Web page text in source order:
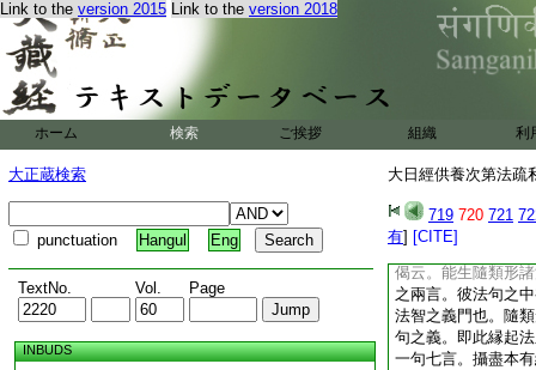
Link to the version 2015 Link to the version 2018
ホーム 検索 ご挨拶 組織 利
大正蔵検索
punctuation Hangul Eng
TextNo. Vol. Page
INBUDS
大日經供養次第法疏
719 720 721
有] [CITE]
能授種種諸巧智由
深難可觀此中初二
爾無作悲智具足。
句。説縁起難思之
不可知。是故如來
滿法句標幟本有縁
空無自性之法句也
偈。而案一句七言
相者虚空無自性之
巧智之意也。又祕
偈云。能生隨類形
之兩言。彼法句之
法智之義門也。隨
句之義。即此縁起
一句七言。攝盡本